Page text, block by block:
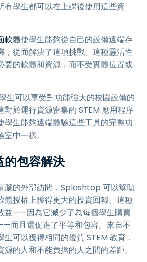
有學生都可以在上課後使用這些資
軟體使學生能夠從自己的設備遠端存
，從而解決了這項挑戰。這種靈活性
要的軟體和資源，而不受實體位置或
生可以享受對功能強大的校園設備的
對於運行資源密集的 STEM 應用程序
學生能夠遠端體驗這些工具的完整功
中一樣。
的包容解決
腦的外部訪問，Splashtop 可以幫助
體授權上獲得更大的投資回報。這種
益——因為它減少了為每個學生購買
而且還促進了平等和包容。來自不
可以獲得相同的優質 STEM 教育，
的人和不能負擔的人之間的差距。